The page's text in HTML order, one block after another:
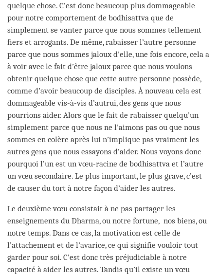
quelque chose. C’est donc beaucoup plus dommageable
pour notre comportement de bodhisattva que de
simplement se vanter parce que nous sommes tellement
fiers et arrogants. De même, rabaisser l’autre personne
parce que nous sommes jaloux d’elle, une fois encore, cela a
à voir avec le fait d’être jaloux parce que nous voulons
obtenir quelque chose que cette autre personne possède,
comme d’avoir beaucoup de disciples. À nouveau cela est
dommageable vis-à-vis d’autrui, des gens que nous
pourrions aider. Alors que le fait de rabaisser quelqu’un
simplement parce que nous ne l’aimons pas ou que nous
sommes en colère après lui n’implique pas vraiment les
autres gens que nous essayons d’aider. Nous voyons donc
pourquoi l’un est un vœu-racine de bodhisattva et l’autre
un vœu secondaire. Le plus important, le plus grave, c’est
de causer du tort à notre façon d’aider les autres.
Le deuxième vœu consistait à ne pas partager les
enseignements du Dharma, ou notre fortune, nos biens, ou
notre temps. Dans ce cas, la motivation est celle de
l’attachement et de l’avarice, ce qui signifie vouloir tout
garder pour soi. C’est donc très préjudiciable à notre
capacité à aider les autres. Tandis qu’il existe un vœu